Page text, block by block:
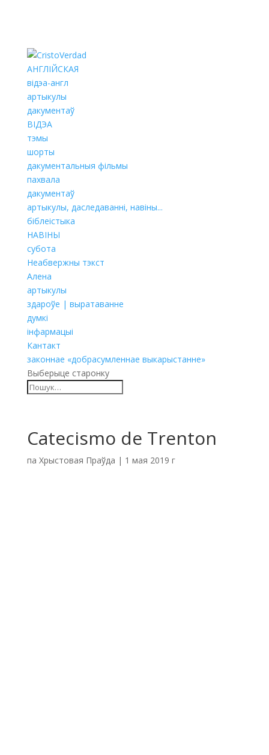
АНГЛІЙСКАЯ
відэа-англ
артыкулы
дакументаў
ВІДЭА
тэмы
шорты
дакументальныя фільмы
пахвала
дакументаў
артыкулы, даследаванні, навіны...
біблеістыка
НАВІНЫ
субота
Неабвержны тэкст
Алена
артыкулы
здароўе | выратаванне
думкі
інфармацыі
Кантакт
законнае «добрасумленнае выкарыстанне»
Выберыце старонку
Catecismo de Trenton
па Хрыстовая Праўда | 1 мая 2019 г